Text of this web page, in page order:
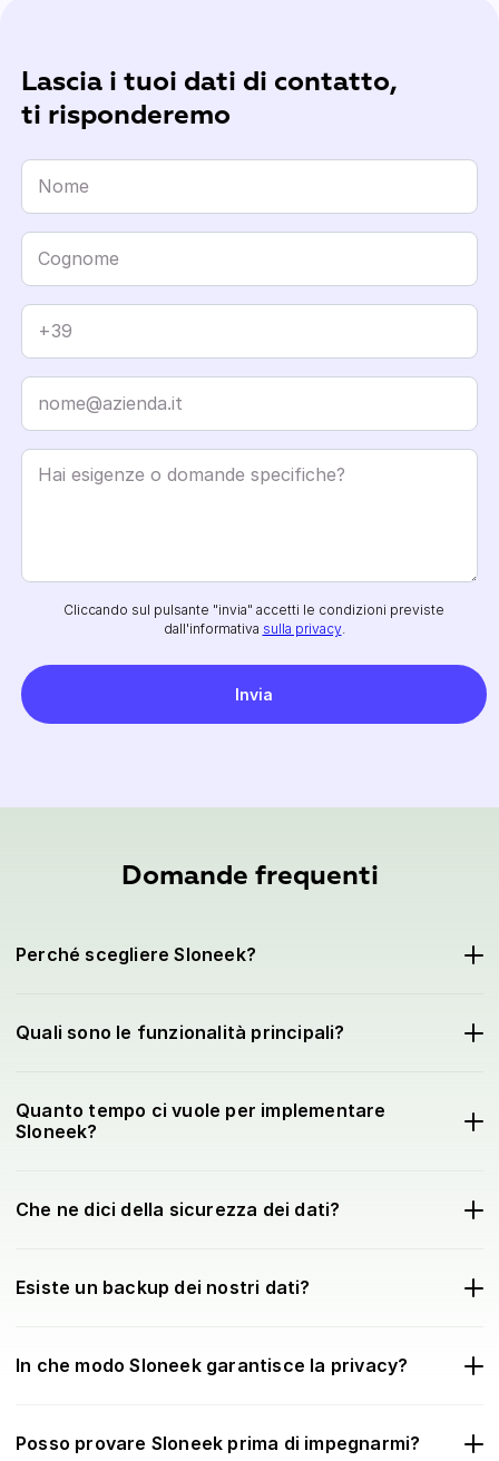
Lascia i tuoi dati di contatto,
ti risponderemo
Cliccando sul pulsante "invia" accetti le condizioni previste
dall'informativa sulla privacy.
Domande frequenti
Perché scegliere Sloneek?
Quali sono le funzionalità principali?
Quanto tempo ci vuole per implementare
Sloneek?
Che ne dici della sicurezza dei dati?
Esiste un backup dei nostri dati?
In che modo Sloneek garantisce la privacy?
Posso provare Sloneek prima di impegnarmi?